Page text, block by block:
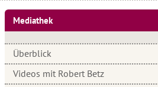
Mediathek
Überblick
Videos mit Robert Betz